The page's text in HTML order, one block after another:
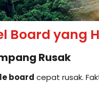
Board yang
Rusak
board cepat rusak.